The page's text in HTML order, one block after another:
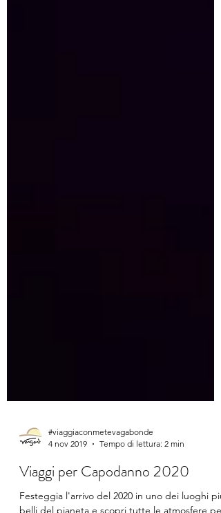
#viaggiaconmetevagabonde
4 nov 2019
Tempo di lettura: 2 min